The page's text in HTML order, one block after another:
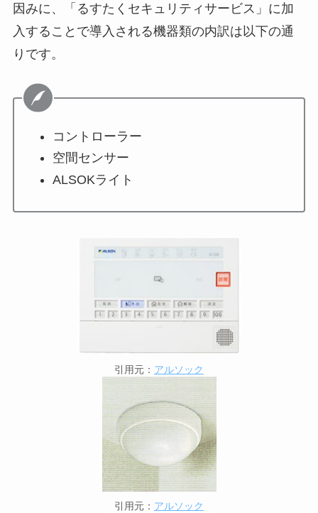
因みに、「るすたくセキュリティサービス」に加
入することで導入される機器類の内訳は以下の通
りです。
コントローラー
空間センサー
ALSOKライト
引用元： アルソック
引用元： アルソック